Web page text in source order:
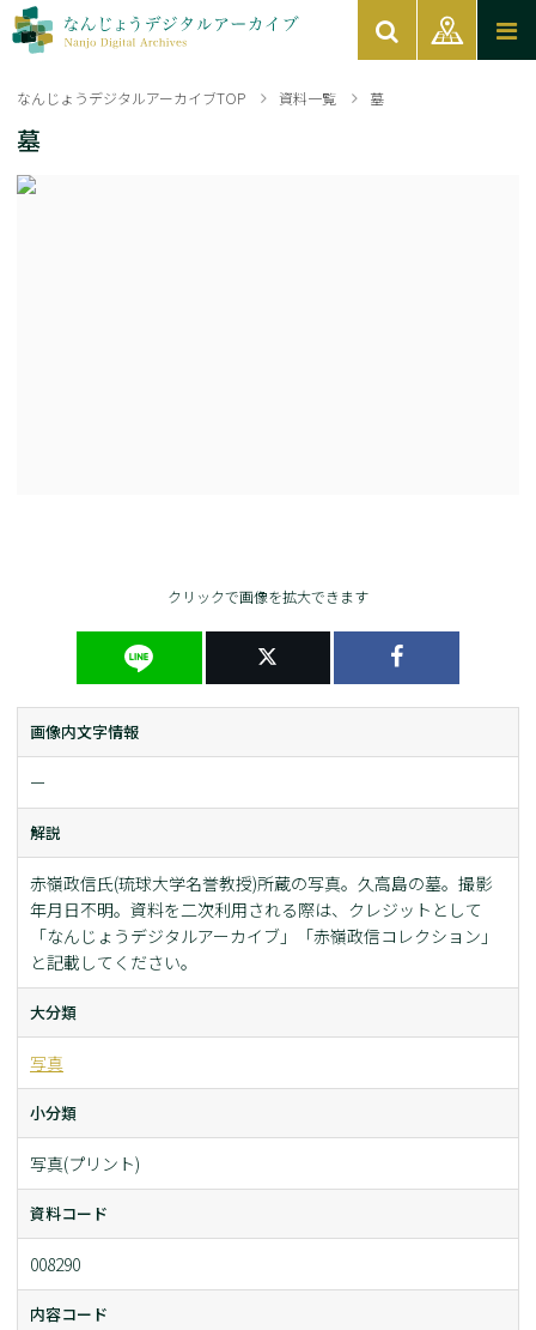
なんじょうデジタルアーカイブTOP 資料一覧 墓
墓
クリックで画像を拡大できます
画像内文字情報
ー
解説
赤嶺政信氏(琉球大学名誉教授)所蔵の写真。久高島の墓。撮影
年月日不明。資料を二次利用される際は、クレジットとして
「なんじょうデジタルアーカイブ」「赤嶺政信コレクション」
と記載してください。
大分類
写真
小分類
写真(プリント)
資料コード
008290
内容コード